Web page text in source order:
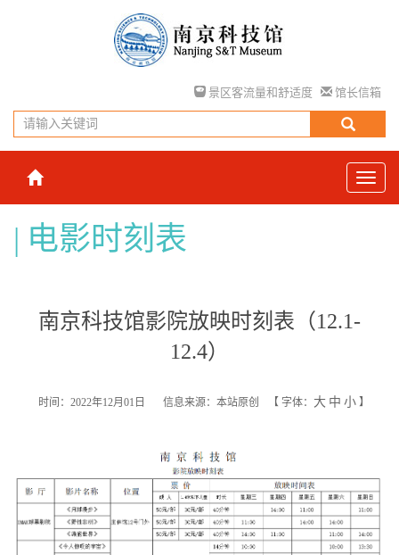
景区客流量和舒适度 馆长信箱
电影时刻表
南京科技馆影院放映时刻表（12.1-
12.4）
时间：2022年12月01日 信息来源：本站原创 【 字体： 大 中 小 】